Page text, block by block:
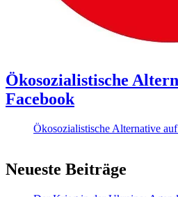
Ökosozialistische
Facebook
Ökosozialistische Alternative
Neueste Beiträge